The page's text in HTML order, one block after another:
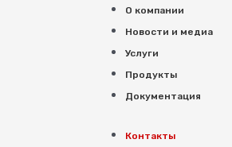
О компании
Новости и медиа
Услуги
Продукты
Документация
Контакты